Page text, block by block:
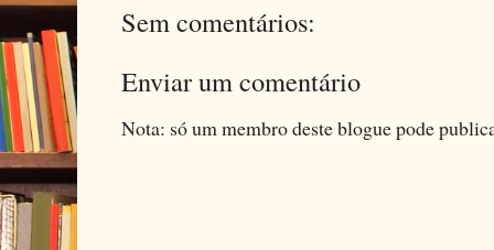
Sem comentários:
Enviar um comentário
Nota: só um membro deste blogue pode